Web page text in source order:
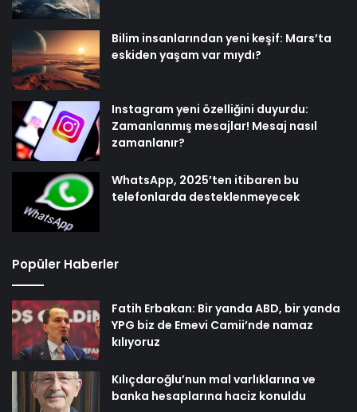
Bilim insanlarından yeni keşif: Mars’ta
eskiden yaşam var mıydı?
Instagram yeni özelliğini duyurdu:
Zamanlanmış mesajlar! Mesaj nasıl
zamanlanır?
WhatsApp, 2025’ten itibaren bu
telefonlarda desteklenmeyecek
Popüler Haberler
Fatih Erbakan: Bir yanda ABD, bir yanda
YPG biz de Emevi Camii’nde namaz
kılıyoruz
Kılıçdaroğlu’nun mal varlıklarına ve
banka hesaplarına haciz konuldu